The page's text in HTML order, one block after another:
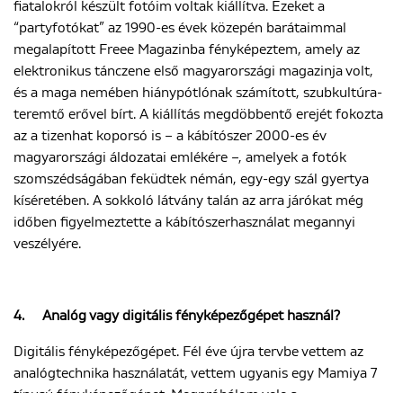
fiatalokról készült fotóim voltak kiállítva. Ezeket a
“partyfotókat” az 1990-es évek közepén barátaimmal
megalapított Freee Magazinba fényképeztem, amely az
elektronikus tánczene első magyarországi magazinja volt,
és a maga nemében hiánypótlónak számított, szubkultúra-
teremtő erővel bírt. A kiállítás megdöbbentő erejét fokozta
az a tizenhat koporsó is – a kábítószer 2000-es év
magyarországi áldozatai emlékére –, amelyek a fotók
szomszédságában feküdtek némán, egy-egy szál gyertya
kíséretében. A sokkoló látvány talán az arra járókat még
időben figyelmeztette a kábítószerhasználat megannyi
veszélyére.
4. Analóg vagy digitális fényképezőgépet használ?
Digitális fényképezőgépet. Fél éve újra tervbe vettem az
analógtechnika használatát, vettem ugyanis egy Mamiya 7